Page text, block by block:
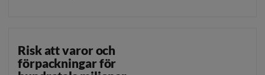
Risk att varor och
förpackningar för